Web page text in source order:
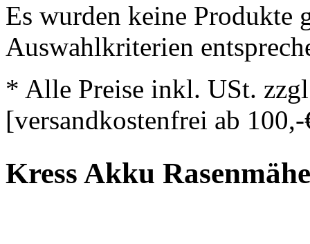
Es wurden keine Produkte
Auswahlkriterien
* Alle Preise inkl. USt.
[versandkostenfrei ab
Kress Akku